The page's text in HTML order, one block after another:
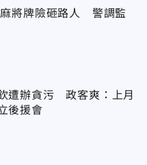
將牌險砸路人 警調監
遭辦貪污 政客爽：上月
後援會